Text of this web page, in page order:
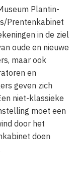
Plantin-
Prentenkabinet
in de ziel
oude en nieuwe
maar ook
en
geven zich
niet-klassieke
moet een
door het
doen